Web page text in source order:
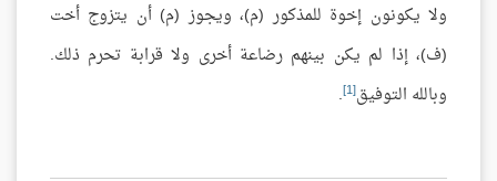
ولا يكونون إخوة للمذكور (م)، ويجوز (م) أن يتزوج أخت
(ف)، إذا لم يكن بينهم رضاعة أخرى ولا قرابة تحرم ذلك.
وبالله التوفيق[1]
.